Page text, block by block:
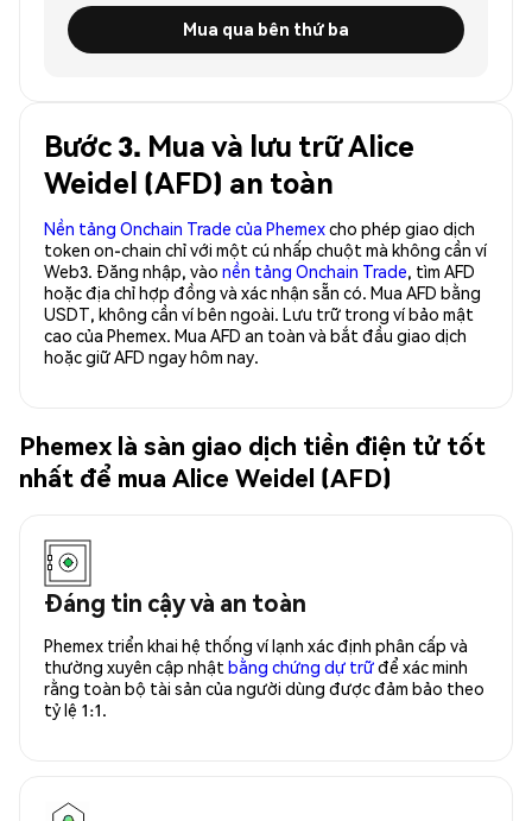
Mua qua bên thứ ba
Bước 3. Mua và lưu trữ Alice
Weidel (AFD) an toàn
Nền tảng Onchain Trade của Phemexcho phép giao dịch
token on-chain chỉ với một cú nhấp chuột mà không cần ví
Web3. Đăng nhập, vào nền tảng Onchain Trade, tìm AFD
hoặc địa chỉ hợp đồng và xác nhận sẵn có. Mua AFD bằng
USDT, không cần ví bên ngoài. Lưu trữ trong ví bảo mật
cao của Phemex. Mua AFD an toàn và bắt đầu giao dịch
hoặc giữ AFD ngay hôm nay.
Phemex là sàn giao dịch tiền điện tử tốt
nhất để mua Alice Weidel (AFD)
Đáng tin cậy và an toàn
Phemex triển khai hệ thống ví lạnh xác định phân cấp và
thường xuyên cập nhật bằng chứng dự trữđể xác minh
rằng toàn bộ tài sản của người dùng được đảm bảo theo
tỷ lệ 1:1.